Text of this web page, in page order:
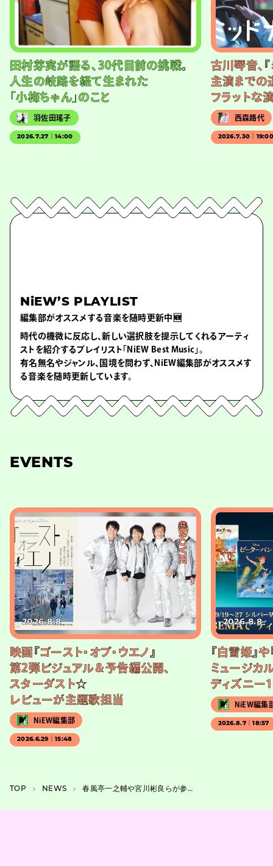
田村芽実が語る、30代目前の挑戦。
人生の岐路を経て生まれた
「小梅ちゃん」のこと
羽佐田瑤子
2026.7.27｜14:00
古川琴音、
主演までの
フラットな
西森路代
2026.7.30｜
NiEW’S PLAYLIST
編集部がオススメする音楽を随時更新中🆕
時代の機微に反応し、新しい選択肢を提示してくれるアーティ
ストを紹介するプレイリスト「NiEW Best Music」。
有名無名やジャンル、国境を問わず、NiEW編集部がオススメす
る音楽を随時更新しています。
EVENTS
#MOVIE
2026.8.8
映画『ゴースト・オブ・ウエノ』
第2弾ビジュアル＆予告編公開、
スターダスト☆
レビューが主題歌担当
NiEW編集部
2026.6.29｜15:48
2026.8.8
『白雪姫』
ミュージカル
ディズニー
NiEW編集
2026.8.7｜18:57
TOP NEWS 春風亭一之輔や宮川彬良らが参加、『せたがやアートファーム2026』